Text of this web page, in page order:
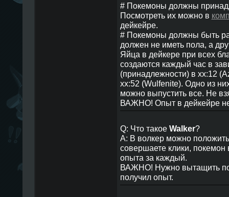
# Покемоны должны
Посмотреть их можно в
дейкейре.
# Покемоны должны быть
должен не иметь пола, а
Яйца в дейкере при всех
создаются каждый час в
(принадлежности) в xx:12
хх:52 (Wulfenite). Одно из
можно выпустить все. Не
ВАЖНО! Опыт в дейкейре не
Q: Что такое Walker?
A: В волкер можно
совершаете клики, покемон
опыта за каждый.
ВАЖНО! Нужно вытащить
получил опыт.